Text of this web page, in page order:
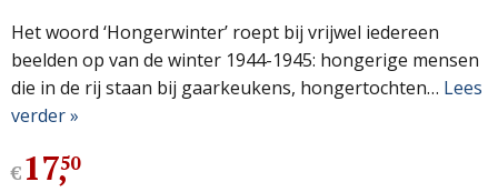
Het woord ‘Hongerwinter’ roept bij vrijwel iedereen
beelden op van de winter 1944-1945: hongerige mensen
die in de rij staan bij gaarkeukens, hongertochten… Lees
verder »
€17,
50